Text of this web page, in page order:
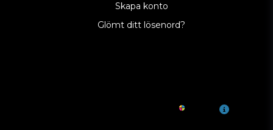
Skapa konto
Glömt ditt lösenord?